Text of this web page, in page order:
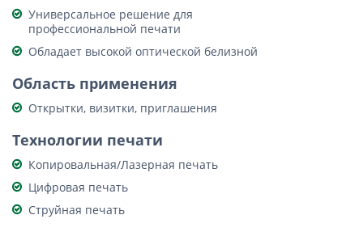
Универсальное решение для
профессиональной печати
Обладает высокой оптической белизной
Область применения
Открытки, визитки, приглашения
Технологии печати
Копировальная/Лазерная печать
Цифровая печать
Струйная печать